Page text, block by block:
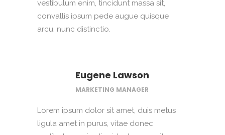
vestibulum enim, tincidunt massa sit,
convallis ipsum pede augue quisque
arcu, nunc distinctio.
Eugene Lawson
MARKETING MANAGER
Lorem ipsum dolor sit amet, duis metus
ligula amet in purus, vitae donec